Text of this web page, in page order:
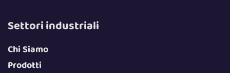
Settori industriali
Chi Siamo
Prodotti